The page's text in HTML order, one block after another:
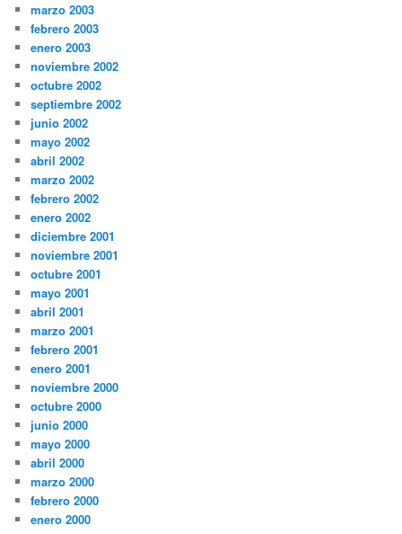
marzo 2003
febrero 2003
enero 2003
noviembre 2002
octubre 2002
septiembre 2002
junio 2002
mayo 2002
abril 2002
marzo 2002
febrero 2002
enero 2002
diciembre 2001
noviembre 2001
octubre 2001
mayo 2001
abril 2001
marzo 2001
febrero 2001
enero 2001
noviembre 2000
octubre 2000
junio 2000
mayo 2000
abril 2000
marzo 2000
febrero 2000
enero 2000